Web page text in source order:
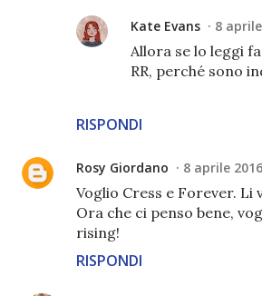
RISPONDI
Kate Evans 8
Allora se lo leggi
RR, perché sono
Rosy Giordano 8 aprile
Voglio Cress e Forever. Li
Ora che ci penso bene,
rising!
RISPONDI